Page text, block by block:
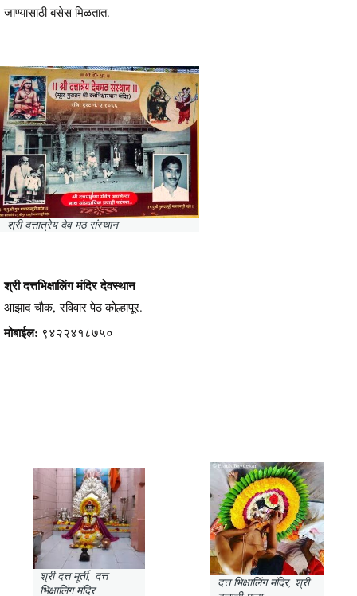
जाण्यासाठी बसेस मिळतात.
श्री दत्तात्रेय देव मठ संस्थान
श्री दत्तभिक्षालिंग मंदिर देवस्थान
आझाद चौक, रविवार पेठ कोल्हापूर.
मोबाईल: ९४२२४१८७५०
श्री दत्त मूर्ती, दत्त
भिक्षालिंग मंदिर
दत्त भिक्षालिंग मंदिर, श्री